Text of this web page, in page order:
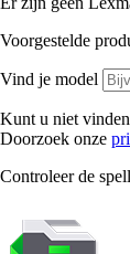
Voorgestelde
Vind je model
Kunt u niet
Doorzoek onze
Controleer de